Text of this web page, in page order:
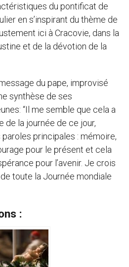
du pontificat de
en s’inspirant du thème de
ici à Cracovie, dans la
et de la dévotion de la
du pape, improvisé
synthèse de ses
“Il me semble que cela a
de la journée de ce jour,
paroles principales : mémoire,
pour le présent et cela
pour l’avenir. Je crois
toute la Journée mondiale
: